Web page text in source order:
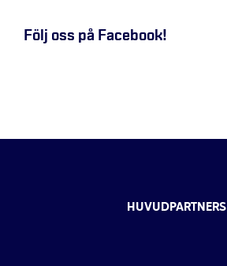
Följ oss på Facebook!
HUVUDPARTNERS